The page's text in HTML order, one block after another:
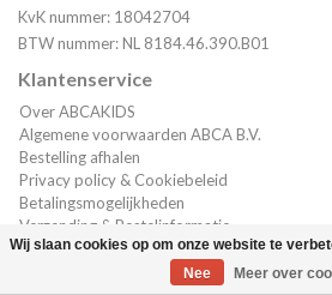
KvK nummer: 18042704
BTW nummer: NL 8184.46.390.B01
Klantenservice
Over ABCAKIDS
Algemene voorwaarden ABCA B.V.
Bestelling afhalen
Privacy policy & Cookiebeleid
Betalingsmogelijkheden
Verzending & Bestelinformatie
Klantenservice
Wij slaan cookies op om onze website te
Nee
Meer over